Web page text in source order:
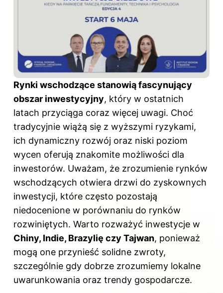
Rynki wschodzące stanowią fascynujący
obszar inwestycyjny, który w ostatnich
latach przyciąga coraz więcej uwagi. Choć
tradycyjnie wiążą się z wyższymi ryzykami,
ich dynamiczny rozwój oraz niski poziom
wycen oferują znakomite możliwości dla
inwestorów. Uważam, że zrozumienie rynków
wschodzących otwiera drzwi do zyskownych
inwestycji, które często pozostają
niedocenione w porównaniu do rynków
rozwiniętych. Warto rozważyć inwestycje w
Chiny, Indie, Brazylię czy Tajwan, ponieważ
mogą one przynieść solidne zwroty,
szczególnie gdy dobrze zrozumiemy lokalne
uwarunkowania oraz trendy gospodarcze.